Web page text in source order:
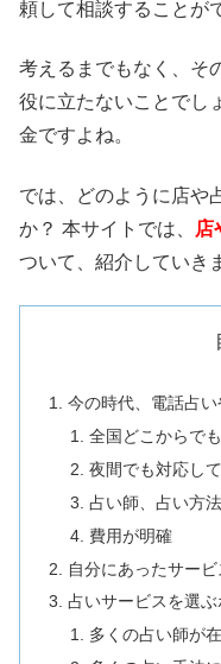
頼して相談することが
考えるまでもなく、そ
役に立たないことでし
金ですよね。
では、どのように店や
か？ 本サイトでは、
店
ついて、紹介していき
今の時代、電話占
全国どこからで
夜間でも対応し
占い師、占い方
費用が明確
自分にあったサー
占いサービスを選ぶ
多くの占い師が